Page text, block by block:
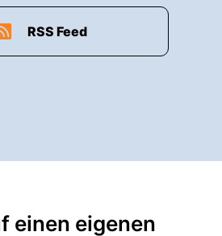
RSS Feed
einen eigenen